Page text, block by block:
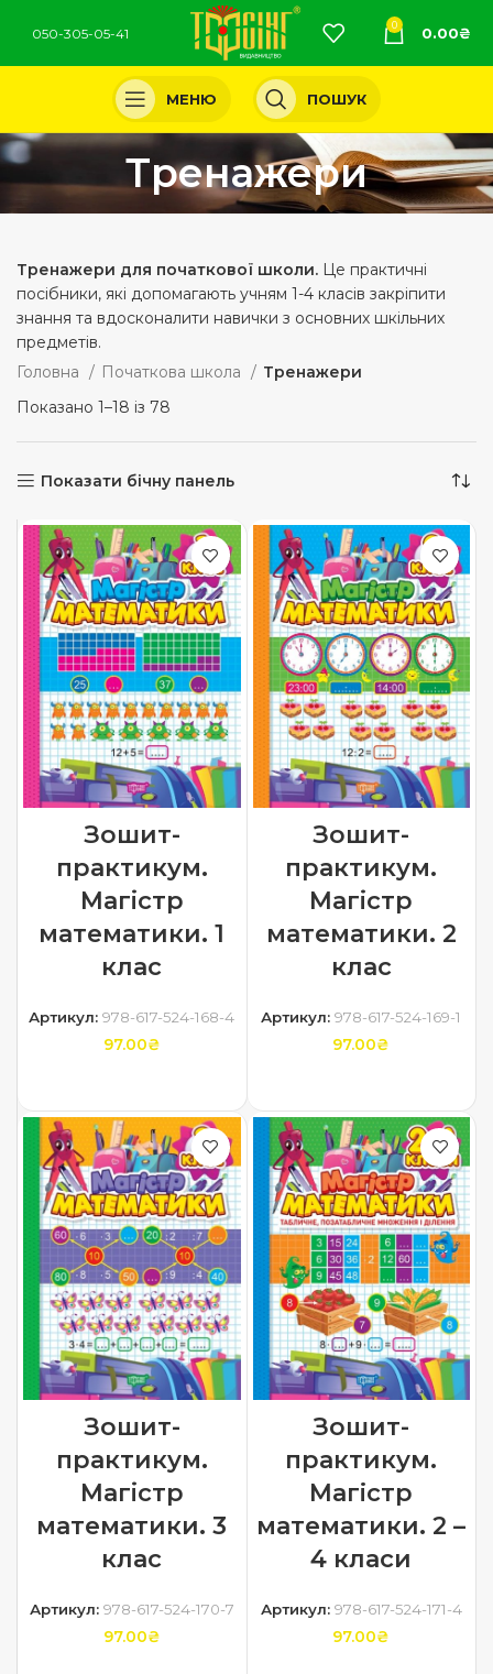
050-305-05-41
0 0.00₴
МЕНЮ ПОШУК
Тренажери
Тренажери для початкової школи. Це практичні
посібники, які допомагають учням 1-4 класів закріпити
знання та вдосконалити навички з основних шкільних
предметів.
Головна
Початкова школа
Тренажери
Показано 1–18 із 78
Показати бічну панель
Зошит-
практикум.
Магiстр
математики. 1
клас
Артикул:978-617-524-168-4
97.00₴
Зошит-
практикум.
Магiстр
математики. 2
клас
Артикул:978-617-524-169-1
97.00₴
Зошит-
практикум.
Магiстр
математики. 3
клас
Артикул: 978-617-524-170-7
97.00₴
Зошит-
практикум.
Магістр
математики. 2 –
4 класи
Артикул: 978-617-524-171-4
97.00₴